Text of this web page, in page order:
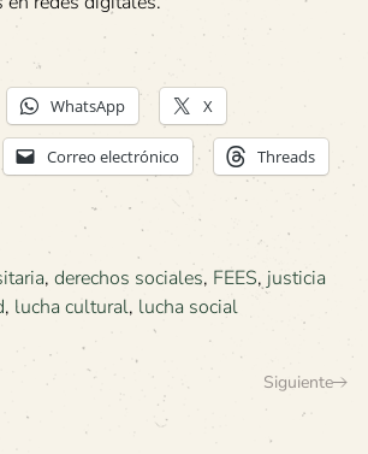
WhatsApp X
Correo electrónico Threads
, derechos sociales, FEES, justicia
, lucha cultural, lucha social
Siguiente